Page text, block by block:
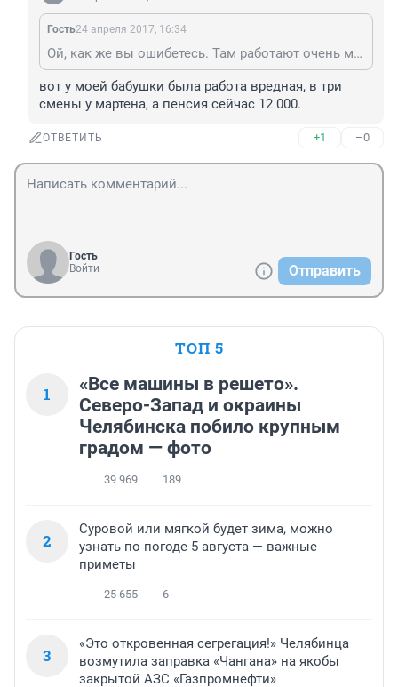
Гость24 апреля 2017, 16:34
Ой, как же вы ошибетесь. Там работают очень много людей и у всех работа вредная. Это большой завод ,если вас интересует то можете зайти на сайт самого завода.
вот у моей бабушки была работа вредная, в три
смены у мартена, а пенсия сейчас 12 000.
ОТВЕТИТЬ +1 –0
Гость
Войти
Отправить
ТОП 5
1
«Все машины в решето».
Северо-Запад и окраины
Челябинска побило крупным
градом — фото
39 969 189
2
Суровой или мягкой будет зима, можно
узнать по погоде 5 августа — важные
приметы
25 655 6
3
«Это откровенная сегрегация!» Челябинца
возмутила заправка «Чангана» на якобы
закрытой АЗС «Газпромнефти»